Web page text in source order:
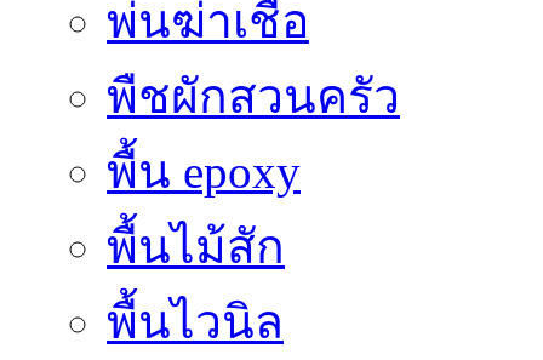
พ่นฆ่าเชื้อ
พืชผักสวนครัว
พื้น epoxy
พื้นไม้สัก
พื้นไวนิล